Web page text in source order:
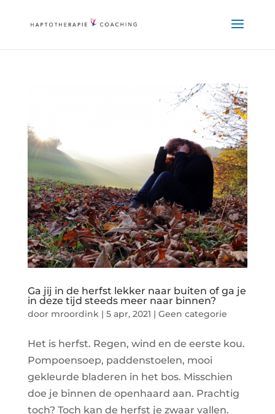
Ga jij in de herfst lekker naar buiten of ga je
in deze tijd steeds meer naar binnen?
door mroordink| 5 apr, 2021 | Geen categorie
Het is herfst. Regen, wind en de eerste kou.
Pompoensoep, paddenstoelen, mooi
gekleurde bladeren in het bos. Misschien
doe je binnen de openhaard aan. Prachtig
toch? Toch kan de herfst je zwaar vallen.